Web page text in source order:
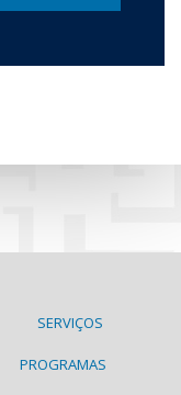
SERVIÇOS
PROGRAMAS